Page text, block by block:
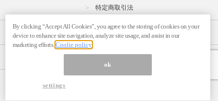
特定商取引法
広告掲載はこちら
メルマガの不正・違反報告はこちら
ページ内の商標は全て商標権者に属します。
By clicking “Accept All Cookies”, you agree to the storing of cookies on your
device to enhance site navigation, analyze site usage, and assist in our
marketing efforts.Coolie policy
ok
settings